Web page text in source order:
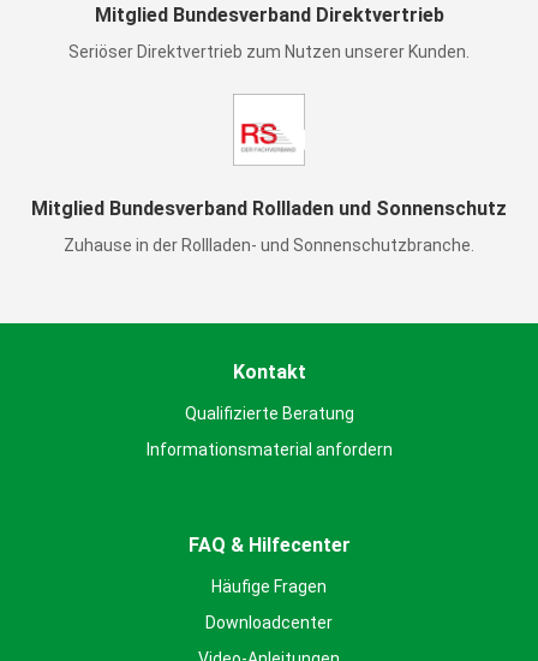
Mitglied Bundesverband Direktvertrieb
Seriöser Direktvertrieb zum Nutzen unserer Kunden.
Mitglied Bundesverband Rollladen und Sonnenschutz
Zuhause in der Rollladen- und Sonnenschutzbranche.
Kontakt
Qualifizierte Beratung
Informationsmaterial anfordern
FAQ & Hilfecenter
Häufige Fragen
Downloadcenter